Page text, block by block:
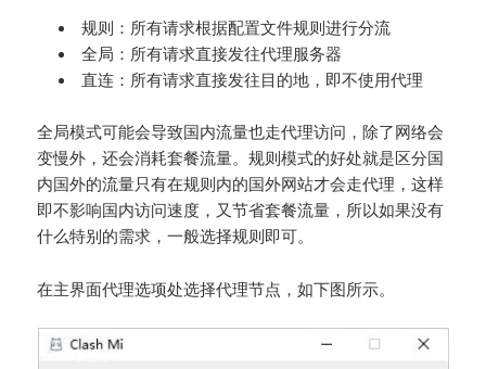
规则：所有请求根据配置文件规则进行分流
全局：所有请求直接发往代理服务器
直连：所有请求直接发往目的地，即不使用代理
全局模式可能会导致国内流量也走代理访问，除了网络会
变慢外，还会消耗套餐流量。规则模式的好处就是区分国
内国外的流量只有在规则内的国外网站才会走代理，这样
即不影响国内访问速度，又节省套餐流量，所以如果没有
什么特别的需求，一般选择规则 即可。
在主界面代理选项处选择代理节点，如下图所示。